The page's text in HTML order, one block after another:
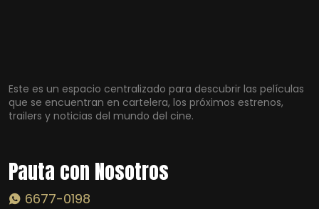
Este es un espacio centralizado para descubrir las películas
que se encuentran en cartelera, los próximos estrenos,
trailers y noticias del mundo del cine.
Pauta con Nosotros
6677-0198